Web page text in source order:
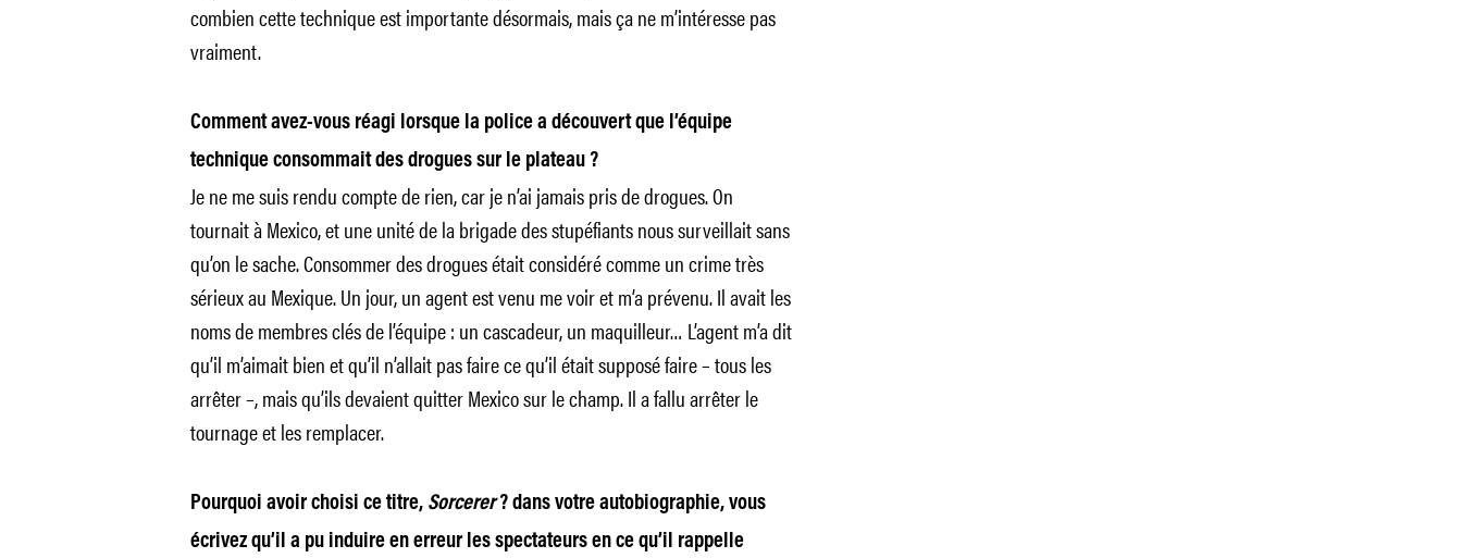
combien cette technique est importante désormais, mais ça ne m’intéresse pas
vraiment.
Comment avez-vous réagi lorsque la police a découvert que l’équipe
technique consommait des drogues sur le plateau ?
Je ne me suis rendu compte de rien, car je n’ai jamais pris de drogues. On
tournait à Mexico, et une unité de la brigade des stupéfiants nous surveillait sans
qu’on le sache. Consommer des drogues était considéré comme un crime très
sérieux au Mexique. Un jour, un agent est venu me voir et m’a prévenu. Il avait les
noms de membres clés de l’équipe : un cascadeur, un maquilleur… L’agent m’a dit
qu’il m’aimait bien et qu’il n’allait pas faire ce qu’il était supposé faire – tous les
arrêter –, mais qu’ils devaient quitter Mexico sur le champ. Il a fallu arrêter le
tournage et les remplacer.
Pourquoi avoir choisi ce titre, Sorcerer? dans votre autobiographie, vous
écrivez qu’il a pu induire en erreur les spectateurs en ce qu’il rappelle